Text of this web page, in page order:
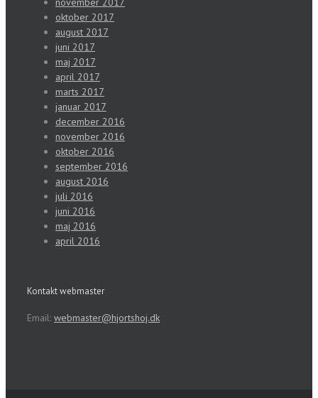
oktober 2017
august 2017
juni 2017
maj 2017
april 2017
marts 2017
januar 2017
december 2016
november 2016
oktober 2016
september 2016
august 2016
juli 2016
juni 2016
maj 2016
april 2016
Kontakt webmaster
Email: webmaster@hjortshoj.dk